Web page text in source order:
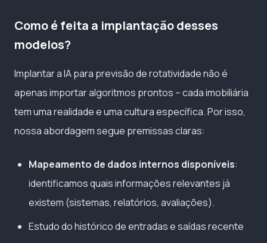
Como é feita a implantação desses
modelos?
Implantar a IA para previsão de rotatividade não é
apenas importar algoritmos prontos – cada imobiliária
tem uma realidade e uma cultura específica. Por isso,
nossa abordagem segue premissas claras:
Mapeamento de dados internos disponíveis:
identificamos quais informações relevantes já
existem (sistemas, relatórios, avaliações).
Estudo do histórico de entradas e saídas recente